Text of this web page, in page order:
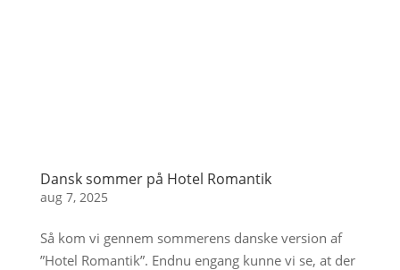
Dansk sommer på Hotel Romantik
aug 7, 2025
Så kom vi gennem sommerens danske version af
”Hotel Romantik”. Endnu engang kunne vi se, at der